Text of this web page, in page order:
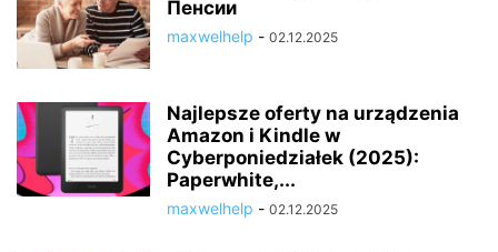
Пенсии
maxwelhelp - 02.12.2025
Najlepsze oferty na urządzenia
Amazon i Kindle w
Cyberponiedziałek (2025):
Paperwhite,...
maxwelhelp - 02.12.2025